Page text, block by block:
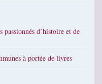
passionnés d’histoire et de
à portée de livres